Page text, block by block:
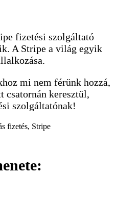
fizetési szolgáltató
A Stripe a világ egyik
mi nem férünk hozzá,
csatornán keresztül,
szolgáltatónak!